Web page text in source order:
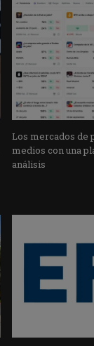
Los mercados de
medios con una
análisis